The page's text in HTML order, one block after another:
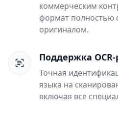
коммерческим
формат полностью
оригиналом.
Поддержка
Точная
языка на
включая все